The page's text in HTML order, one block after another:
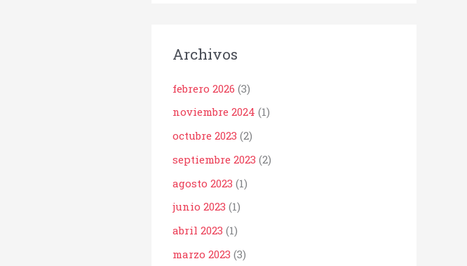
Archivos
febrero 2026 (3)
noviembre 2024 (1)
octubre 2023 (2)
septiembre 2023 (2)
agosto 2023 (1)
junio 2023 (1)
abril 2023 (1)
marzo 2023 (3)